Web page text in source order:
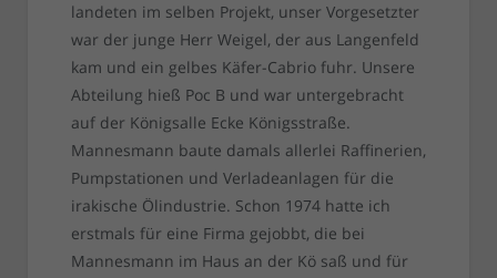
landeten im selben Projekt, unser Vorgesetzter
war der junge Herr Weigel, der aus Langenfeld
kam und ein gelbes Käfer-Cabrio fuhr. Unsere
Abteilung hieß Poc B und war untergebracht
auf der Königsalle Ecke Königsstraße.
Mannesmann baute damals allerlei Raffinerien,
Pumpstationen und Verladeanlagen für die
irakische Ölindustrie. Schon 1974 hatte ich
erstmals für eine Firma gejobbt, die bei
Mannesmann im Haus an der Kö saß und für